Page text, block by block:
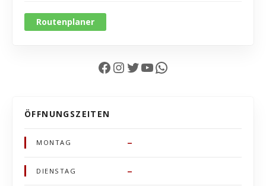
Routenplaner
Facebook InstagramTwitter YouTube WhatsApp
ÖFFNUNGSZEITEN
MONTAG –
DIENSTAG –